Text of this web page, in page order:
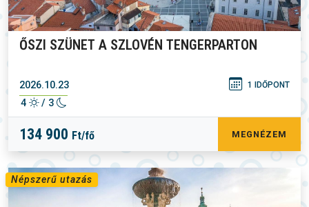
ŐSZI SZÜNET A SZLOVÉN TENGERPARTON
2026.10.23 1 IDŐPONT
4 / 3
134 900 Ft/fő MEGNÉZEM
Népszerű utazás